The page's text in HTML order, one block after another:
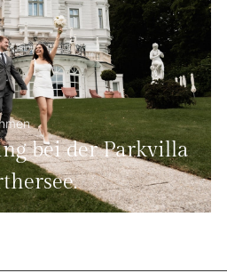
bei der Parkvilla